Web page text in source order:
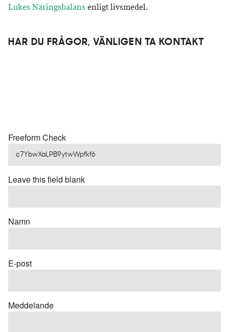
Lukes Näringsbalansenligt livsmedel.
HAR DU FRÅGOR, VÄNLIGEN TA KONTAKT
Freeform Check
Leave this field blank
Namn
E-post
Meddelande